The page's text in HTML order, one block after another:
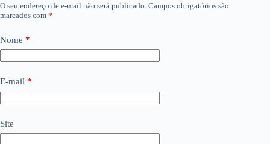
O seu endereço de e-mail não será publicado. Campos obrigatórios são
marcados com *
Nome *
E-mail *
Site